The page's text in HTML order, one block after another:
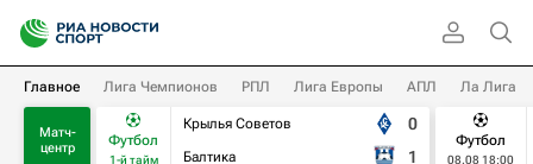
Главное Лига Чемпионов РПЛ Лига Европы АПЛ Ла Лига
Матч-
центр
Футбол
1-й тайм
Крылья Советов
Балтика
0
1
Футбол
08.08 18:00